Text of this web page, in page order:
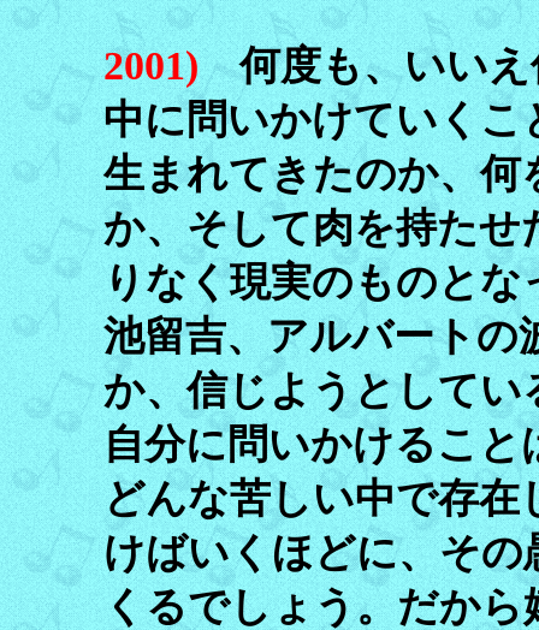
2001)何度も、いい
中に問いかけていく
生まれてきたのか、
か、そして肉を持たせ
りなく現実のものとな
池留吉、アルバートの
か、信じようとして
自分に問いかけること
どんな苦しい中で存在
けばいくほどに、その
くるでしょう。だから